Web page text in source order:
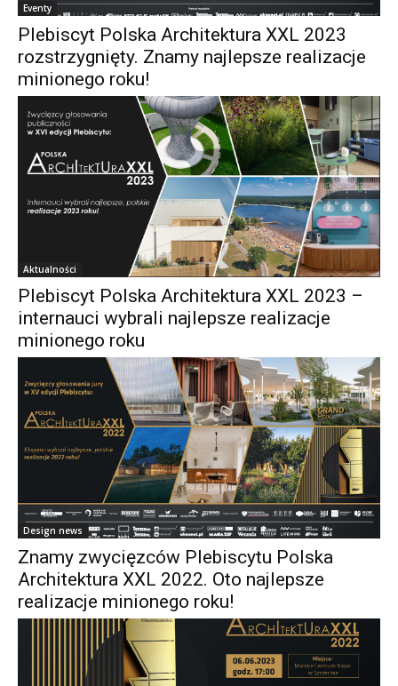
Eventy
Plebiscyt Polska Architektura XXL 2023
rozstrzygnięty. Znamy najlepsze realizacje
minionego roku!
Aktualności
Plebiscyt Polska Architektura XXL 2023 –
internauci wybrali najlepsze realizacje
minionego roku
Design news
Znamy zwycięzców Plebiscytu Polska
Architektura XXL 2022. Oto najlepsze
realizacje minionego roku!